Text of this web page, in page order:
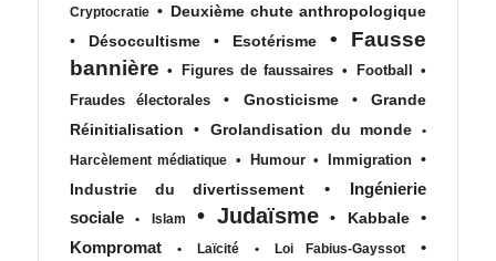
Cryptocratie • Deuxième chute anthropologique
•
Désoccultisme • Esotérisme •
Fausse
bannière • Figures de faussaires • Football •
Fraudes électorales
• Gnosticisme •
Grande
Réinitialisation
• Grolandisation du monde
•
Harcèlement médiatique • Humour • Immigration •
Industrie du divertissement
•
Ingénierie
sociale
• Islam • Judaïsme • Kabbale
•
Kompromat
• Laïcité • Loi Fabius-Gayssot
•